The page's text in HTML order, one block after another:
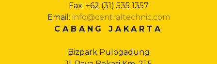
Fax: +62 (31) 535 1357
Email: info@centraltechnic.com
CABANG JAKARTA
Bizpark Pulogadung